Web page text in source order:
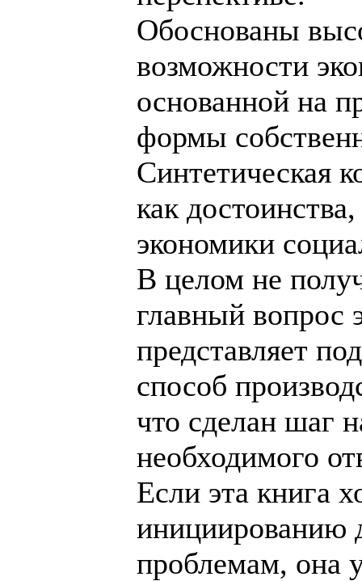
Обоснованы
возможности
основанной на
формы
Синтетическая
как
экономики
В целом не
главный вопрос
представляет
способ
что сделан шаг
необходимого
Если эта книга
инициированию
проблемам, она